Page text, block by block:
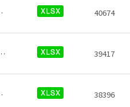
기관명, 데이터 기준일자, 참고사항이 있습니다.
40674
구분, 역층, 커넥터구분, 상세위치, 충전설비수, 이용요금, 전화번호, 데이터 기준일자, 참고사항이 있습니다.
39417
, 전화번호, 데이터 기준일자, 참고사항이 있습니다.
38396